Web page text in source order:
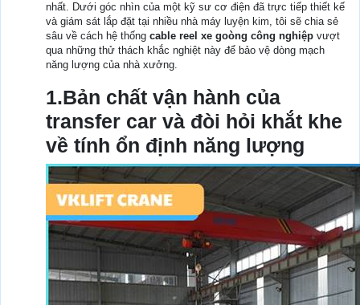
nhất. Dưới góc nhìn của một kỹ sư cơ điện đã trực tiếp thiết kế
và giám sát lắp đặt tại nhiều nhà máy luyện kim, tôi sẽ chia sẻ
sâu về cách hệ thống cable reel xe goòng công nghiệp vượt
qua những thử thách khắc nghiệt này để bảo vệ dòng mạch
năng lượng của nhà xưởng.
1.Bản chất vận hành của
transfer car và đòi hỏi khắt khe
về tính ổn định năng lượng